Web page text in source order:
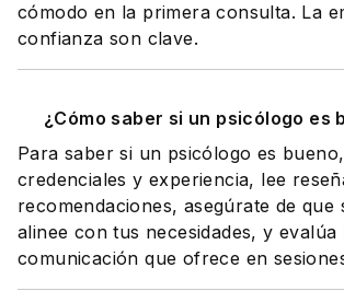
cómodo en la primera consulta. La
confianza son clave.
¿Cómo saber si un psicólogo es
Para saber si un psicólogo es
credenciales y experiencia, lee
recomendaciones, asegúrate de que
alinee con tus necesidades, y evalúa
comunicación que ofrece en